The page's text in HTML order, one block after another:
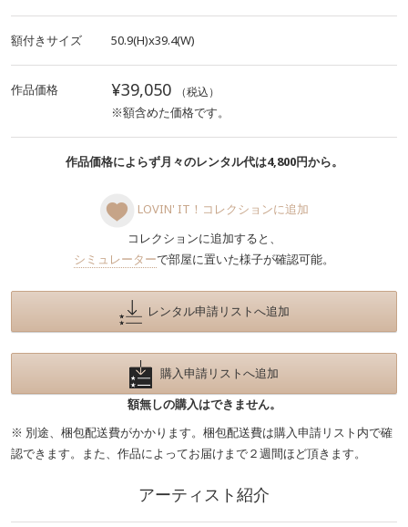
額付きサイズ 50.9(H)x39.4(W)
作品価格 ¥39,050 （税込）
※額含めた価格です。
作品価格によらず月々のレンタル代は4,800円から。
LOVIN' IT！コレクションに追加
コレクションに追加すると、
シミュレーターで部屋に置いた様子が確認可能。
レンタル申請リストへ追加
購入申請リストへ追加
額無しの購入はできません。
※ 別途、梱包配送費がかかります。梱包配送費は購入申請リスト内で確
認できます。また、作品によってお届けまで２週間ほど頂きます。
アーティスト紹介